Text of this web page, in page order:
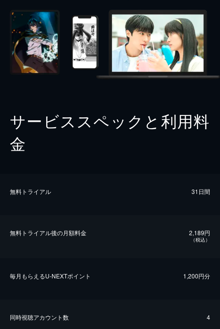
サービススペックと利用料
金
無料トライアル 31日間
無料トライアル後の⽉額料金 2,189円
（税込）
毎⽉もらえるU-NEXTポイント 1,200円分
同時視聴アカウント数 4